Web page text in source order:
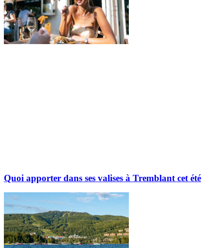
Quoi apporter dans ses valises à Tremblant cet été